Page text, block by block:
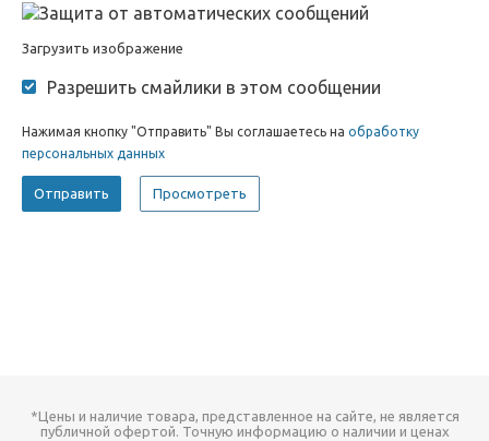
Загрузить изображение
Разрешить смайлики в этом сообщении
Нажимая кнопку "Отправить" Вы соглашаетесь на обработку
персональных данных
*Цены и наличие товара, представленное на сайте, не является
публичной офертой. Точную информацию о наличии и ценах